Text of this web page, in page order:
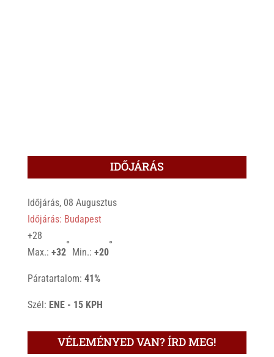
IDŐJÁRÁS
Időjárás, 08 Augusztus
Időjárás: Budapest
+28
Max.: +32
°
Min.: +20
°
Páratartalom: 41%
Szél: ENE - 15 KPH
VÉLEMÉNYED VAN? ÍRD MEG!